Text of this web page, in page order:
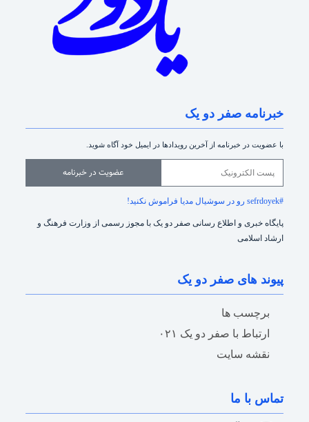
خبرنامه صفر دو یک
با عضویت در خبرنامه از آخرین رویدادها در ایمیل خود آگاه شوید.
عضویت در خبرنامه
#sefrdoyek رو در سوشیال مدیا فراموش نکنید!
پایگاه خبری و اطلاع رسانی صفر دو یک با مجوز رسمی از وزارت فرهنگ و
ارشاد اسلامی
پیوند های صفر دو یک
برچسب ها
ارتباط با صفر دو یک ۰۲۱
نقشه سایت
تماس با ما